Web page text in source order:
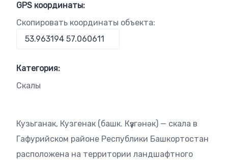
GPS координаты:
Скопировать координаты объекта:
Категория:
Скалы
Кузьганак, Кузгенак (башк. Күҙгәнәк) — скала в
Гафурийском районе Республики Башкортостан
расположена на территории ландшафтного